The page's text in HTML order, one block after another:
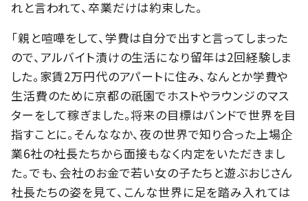
れと言われて、卒業だけは約束した。
「親と喧嘩をして、学費は自分で出すと言ってしまった
ので、アルバイト漬けの生活になり留年は2回経験しま
した。家賃2万円代のアパートに住み、なんとか学費や
生活費のために京都の祇園でホストやラウンジのマス
ターをして稼ぎました。将来の目標はバンドで世界を目
指すことに。そんななか、夜の世界で知り合った上場企
業6社の社長たちから面接もなく内定をいただきまし
た。でも、会社のお金で若い女の子たちと遊ぶおじさん
社長たちの姿を見て、こんな世界に足を踏み入れては